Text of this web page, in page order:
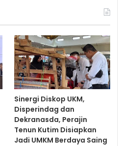
Sinergi Diskop UKM,
Disperindag dan
Dekranasda, Perajin
Tenun Kutim Disiapkan
Jadi UMKM Berdaya Saing